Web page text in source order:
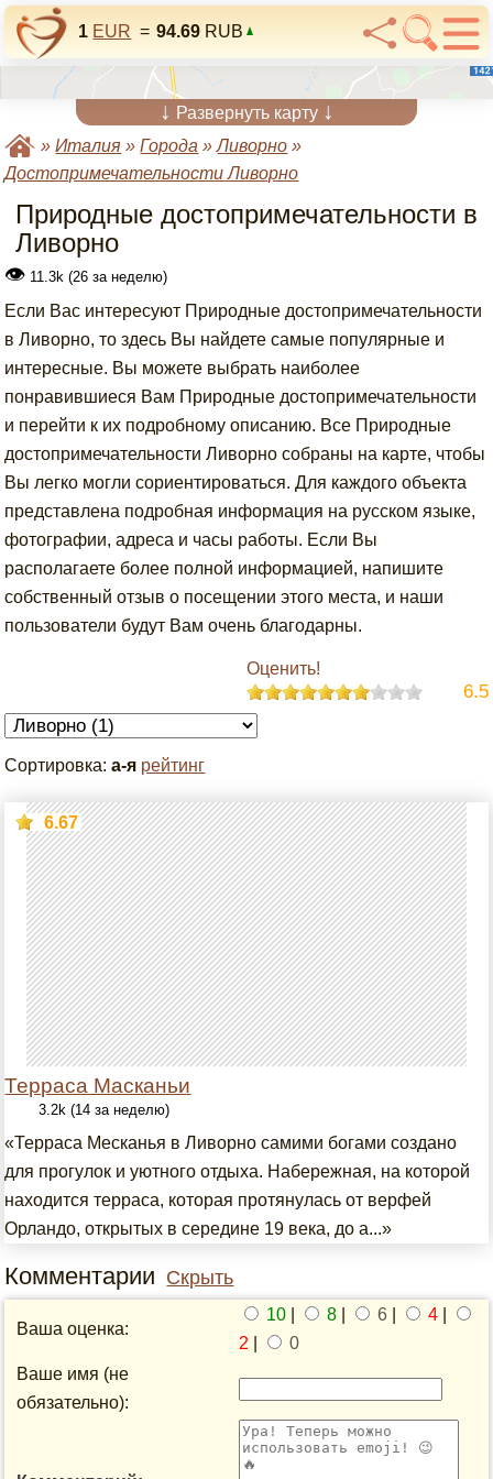
1 EUR = 94.69 RUB
↓ Развернуть карту ↓
»Италия »Города »Ливорно »
Достопримечательности Ливорно
Природные достопримечательности в
Ливорно
👁 11.3k (26 за неделю)
Если Вас интересуют Природные достопримечательности
в Ливорно, то здесь Вы найдете самые популярные и
интересные. Вы можете выбрать наиболее
понравившиеся Вам Природные достопримечательности
и перейти к их подробному описанию. Все Природные
достопримечательности Ливорно собраны на карте, чтобы
Вы легко могли сориентироваться. Для каждого объекта
представлена подробная информация на русском языке,
фотографии, адреса и часы работы. Если Вы
располагаете более полной информацией, напишите
собственный отзыв о посещении этого места, и наши
пользователи будут Вам очень благодарны.
Оценить!
6.5
Сортировка:а-я рейтинг
Терраса Масканьи
6.67
3.2k (14 за неделю)
«Терраса Месканья в Ливорно самими богами создано
для прогулок и уютного отдыха. Набережная, на которой
находится терраса, которая протянулась от верфей
Орландо, открытых в середине 19 века, до а...»
Комментарии Скрыть
Ваша оценка:
10 8 6 4
2
0
Ваше имя (не
обязательно):